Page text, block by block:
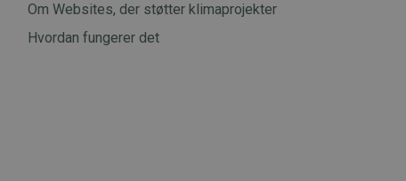
Om Websites, der støtter klimaprojekter
Hvordan fungerer det